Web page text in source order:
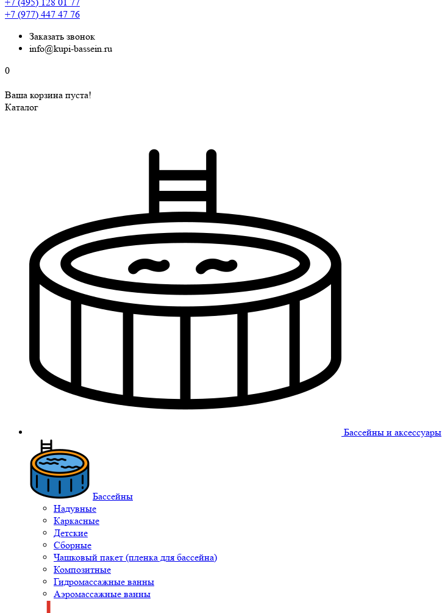
+7 (977) 447 47 76
Заказать звонок
info@kupi-bassein.ru
0
Ваша корзина пуста!
Каталог
Бассейны и аксессуары
Бассейны
Надувные
Каркасные
Детские
Сборные
Чашковый пакет (пленка для бассейна)
Композитные
Гидромассажные ванны
Аэромассажные ванны